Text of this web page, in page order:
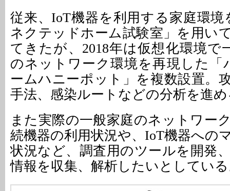
従来、IoT機器を利用する家庭環
ネクテッドホーム試験室」を用い
てきたが、2018年は仮想化環境で
のネットワーク環境を再現した「
ームハニーポット」を複数設置。
手法、感染ルートなどの分析を進
また実際の一般家庭のネットワー
続機器の利用状況や、IoT機器への
状況など、調査用のツールを開発
情報を収集、解析したいとしてい